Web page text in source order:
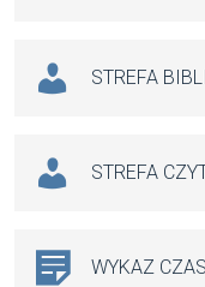
STREFA
STREFA
WYKAZ